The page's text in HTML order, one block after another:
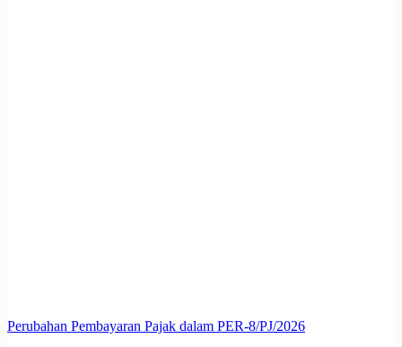
Perubahan Pembayaran Pajak dalam PER-8/PJ/2026